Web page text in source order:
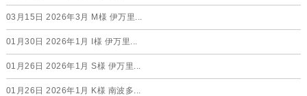
03月15日 2026年3月 M様 伊万里...
01月30日 2026年1月 I様 伊万里...
01月26日 2026年1月 S様 伊万里...
01月26日 2026年1月 K様 南波多...